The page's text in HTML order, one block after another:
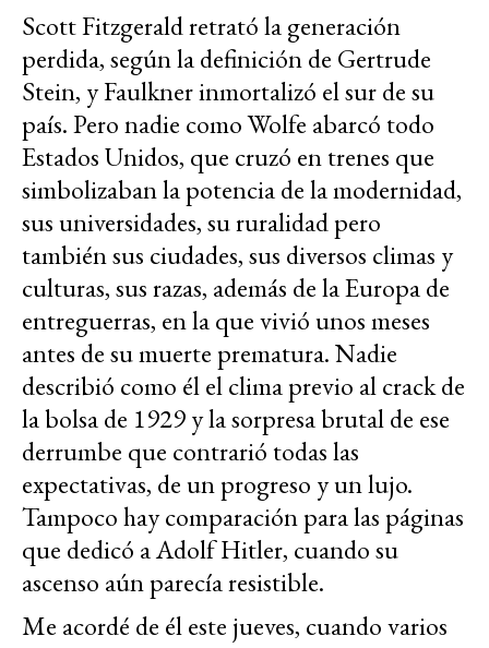
Scott Fitzgerald retrató la generación
perdida, según la definición de Gertrude
Stein, y Faulkner inmortalizó el sur de su
país. Pero nadie como Wolfe abarcó todo
Estados Unidos, que cruzó en trenes que
simbolizaban la potencia de la modernidad,
sus universidades, su ruralidad pero
también sus ciudades, sus diversos climas y
culturas, sus razas, además de la Europa de
entreguerras, en la que vivió unos meses
antes de su muerte prematura. Nadie
describió como él el clima previo al crack de
la bolsa de 1929 y la sorpresa brutal de ese
derrumbe que contrarió todas las
expectativas, de un progreso y un lujo.
Tampoco hay comparación para las páginas
que dedicó a Adolf Hitler, cuando su
ascenso aún parecía resistible.
Me acordé de él este jueves, cuando varios